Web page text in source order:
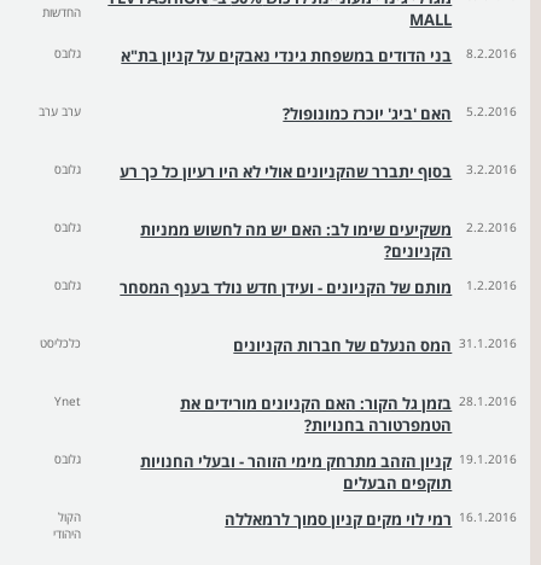
MALL
החדשות
8.2.2016 בני הדודים במשפחת גינדי נאבקים על קניון בת"א גלובס
5.2.2016 האם 'ביג' יוכרז כמונופול? ערב ערב
3.2.2016 בסוף יתברר שהקניונים אולי לא היו רעיון כל כך רע גלובס
2.2.2016
משקיעים שימו לב: האם יש מה לחשוש ממניות
הקניונים?
גלובס
1.2.2016 מותם של הקניונים - ועידן חדש נולד בענף המסחר גלובס
31.1.2016 המס הנעלם של חברות הקניונים כלכליסט
28.1.2016 בזמן גל הקור: האם הקניונים מורידים את
הטמפרטורה בחנויות?
Ynet
19.1.2016 קניון הזהב מתרחק מימי הזוהר - ובעלי החנויות
תוקפים הבעלים
גלובס
16.1.2016 רמי לוי מקים קניון סמוך לרמאללה
הקול
היהודי